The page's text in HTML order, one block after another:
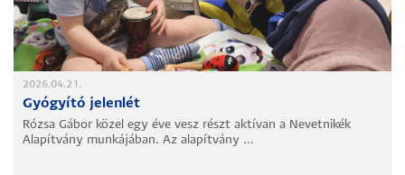
2026.04.21.
Gyógyító jelenlét
Rózsa Gábor közel egy éve vesz részt aktívan a Nevetnikék
Alapítvány munkájában. Az alapítvány ...